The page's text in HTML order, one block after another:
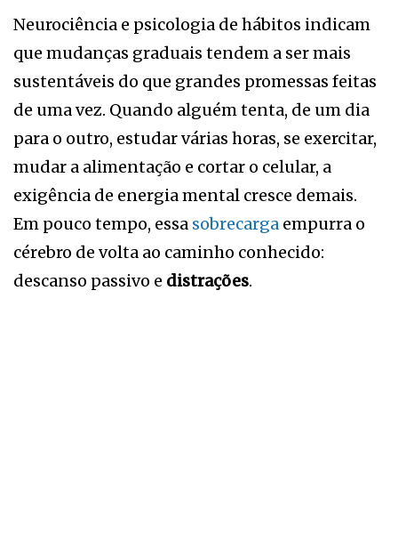
Neurociência e psicologia de hábitos indicam
que mudanças graduais tendem a ser mais
sustentáveis do que grandes promessas feitas
de uma vez. Quando alguém tenta, de um dia
para o outro, estudar várias horas, se exercitar,
mudar a alimentação e cortar o celular, a
exigência de energia mental cresce demais.
Em pouco tempo, essa sobrecarga empurra o
cérebro de volta ao caminho conhecido:
descanso passivo e distrações.